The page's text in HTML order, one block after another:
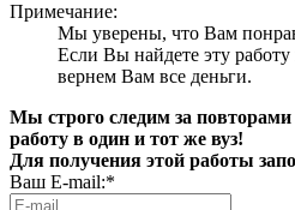
Примечание:
Мы уверены, что Вам
Если Вы найдете эту
вернем Вам все деньги.
Мы строго следим за
работу в один и тот же вуз!
Для получения этой работы
Ваш E-mail:*